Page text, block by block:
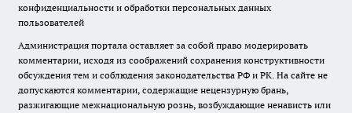
конфиденциальности и обработки персональных данных
пользователей
Администрация портала оставляет за собой право модерировать
комментарии, исходя из соображений сохранения конструктивности
обсуждения тем и соблюдения законодательства РФ и РК. На сайте не
допускаются комментарии, содержащие нецензурную брань,
разжигающие межнациональную рознь, возбуждающие ненависть или